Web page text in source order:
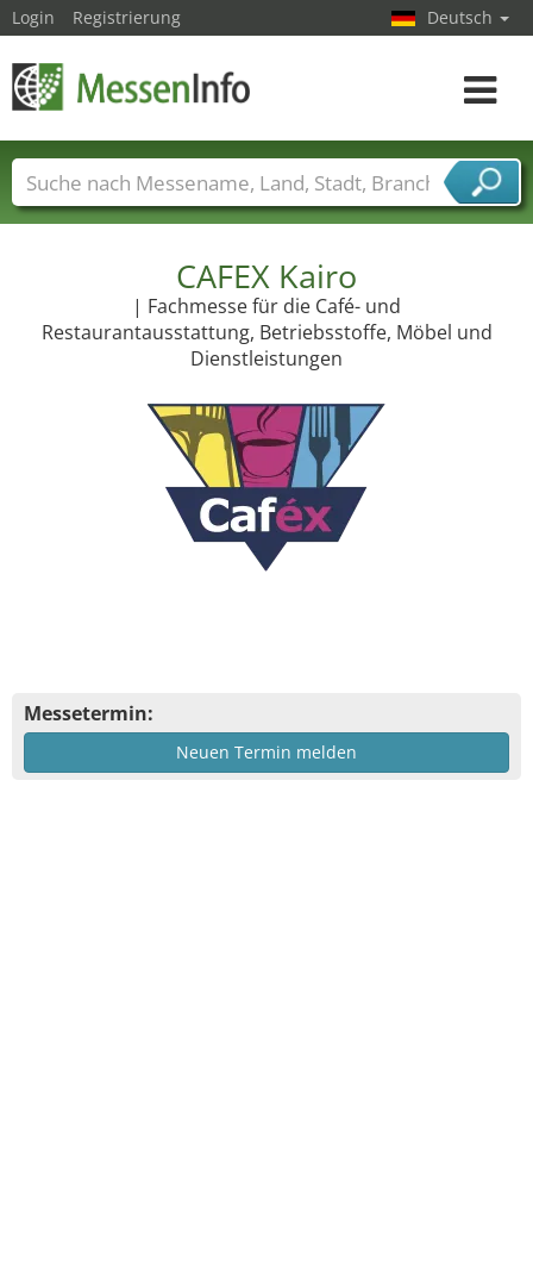
CAFEX Kairo
| Fachmesse für die Café- und
Restaurantausstattung, Betriebsstoffe, Möbel und
Dienstleistungen
Messetermin:
Neuen Termin melden
Login Registrierung Deutsch
Toggle
Messenamen Länder Städte
Branchen